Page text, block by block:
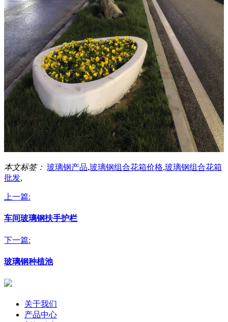
本文标签： 玻璃钢产品,玻璃钢组合花箱价格,玻璃钢组合花箱
批发,
上一篇:
车间玻璃钢扶手护栏
下一篇:
玻璃钢种植池
关于我们
产品中心